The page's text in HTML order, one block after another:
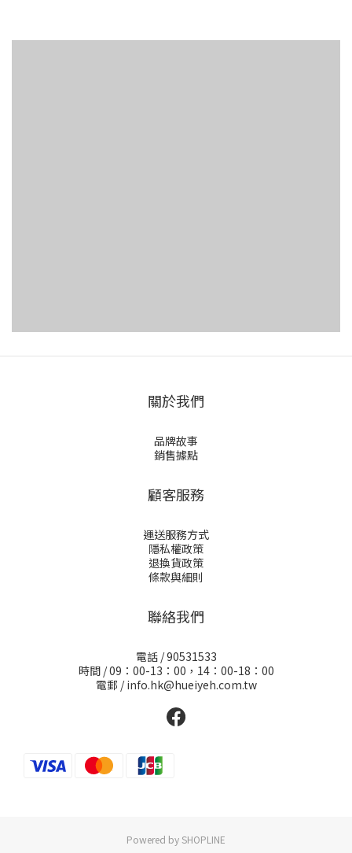
關於我們
品牌故事
銷售據點
顧客服務
運送服務方式
隱私權政策
退換貨政策
條款與細則
聯絡我們
電話 / 90531533
時間 / 09：00-13：00，14：00-18：00
電郵 / info.hk@hueiyeh.com.tw
Powered by SHOPLINE